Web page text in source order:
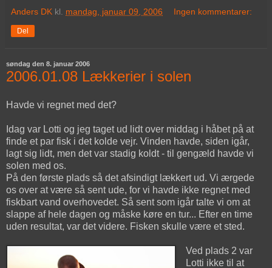
Anders DK kl. mandag, januar 09, 2006 Ingen kommentarer:
Del
søndag den 8. januar 2006
2006.01.08 Lækkerier i solen
Havde vi regnet med det?
Idag var Lotti og jeg taget ud lidt over middag i håbet på at
finde et par fisk i det kolde vejr. Vinden havde, siden igår,
lagt sig lidt, men det var stadig koldt - til gengæld havde vi
solen med os.
På den første plads så det afsindigt lækkert ud. Vi ærgede
os over at være så sent ude, for vi havde ikke regnet med
fiskbart vand overhovedet. Så sent som igår talte vi om at
slappe af hele dagen og måske køre en tur... Efter en time
uden resultat, var det videre. Fisken skulle være et sted.
Ved plads 2 var
Lotti ikke til at